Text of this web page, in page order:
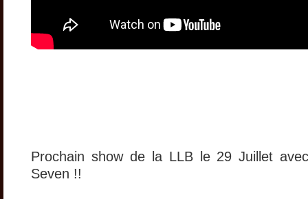
Prochain show de la LLB le 29 Juillet
Seven !!